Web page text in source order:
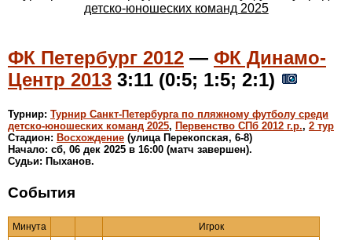
детско-юношеских команд 2025
ФК Петербург 2012 — ФК Динамо-
Центр 2013 3:11 (0:5; 1:5; 2:1)
Турнир: Турнир Санкт-Петербурга по пляжному футболу среди
детско-юношеских команд 2025, Первенство СПб 2012 г.р., 2 тур
Стадион: Восхождение (улица Перекопская, 6-8)
Начало: сб, 06 дек 2025 в 16:00 (матч завершен).
Судьи: Пыханов.
События
Минута Игрок